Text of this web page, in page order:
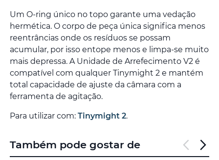
Um O-ring único no topo garante uma vedação
hermética. O corpo de peça única significa menos
reentrâncias onde os resíduos se possam
acumular, por isso entope menos e limpa-se muito
mais depressa. A Unidade de Arrefecimento V2 é
compatível com qualquer Tinymight 2 e mantém
total capacidade de ajuste da câmara com a
ferramenta de agitação.
Para utilizar com: Tinymight 2.
Também pode gostar de